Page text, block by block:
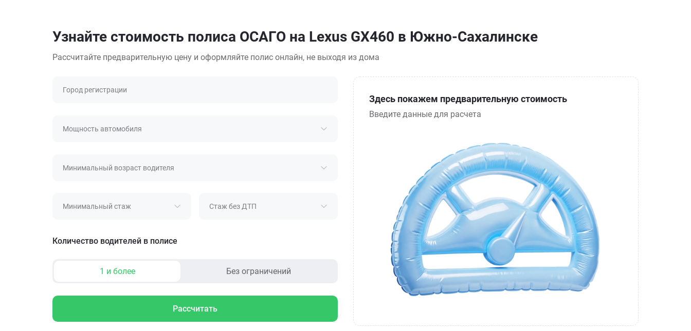
Узнайте стоимость полиса ОСАГО на Lexus GX460 в Южно-Сахалинске
Рассчитайте предварительную цену и оформляйте полис онлайн, не выходя из дома
Город регистрации
Мощность автомобиля
Минимальный возраст водителя
Минимальный стаж Стаж без ДТП
Количество водителей в полисе
1 и более Без ограничений
Рассчитать
Здесь покажем предварительную стоимость
Введите данные для расчета